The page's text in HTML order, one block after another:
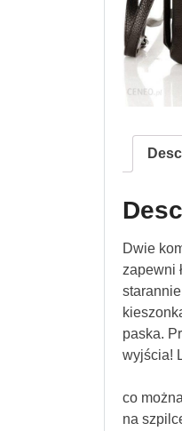
Dwie
zapewni
paska.
wyjścia!
co
na